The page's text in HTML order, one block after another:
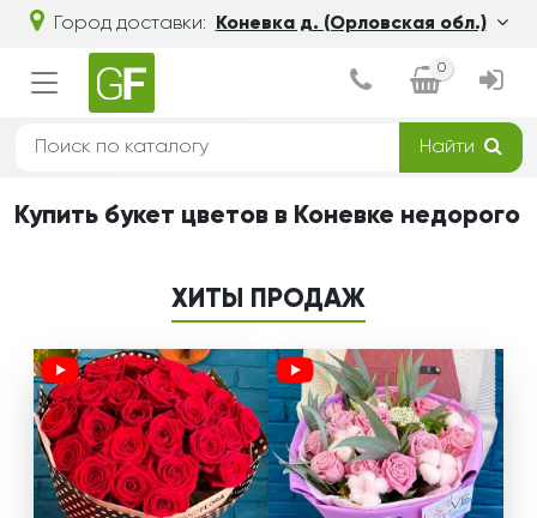
Город доставки: Коневка д. (Орловская обл.)
0
Найти
Купить букет цветов в Коневке недорого
ХИТЫ ПРОДАЖ